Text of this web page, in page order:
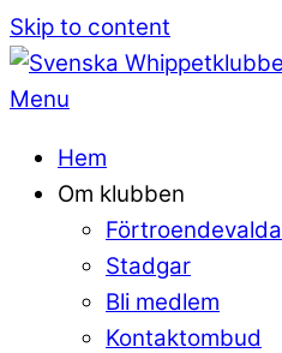
Skip to content
Menu
Hem
Om klubben
Förtroendevalda
Stadgar
Bli medlem
Kontaktombud